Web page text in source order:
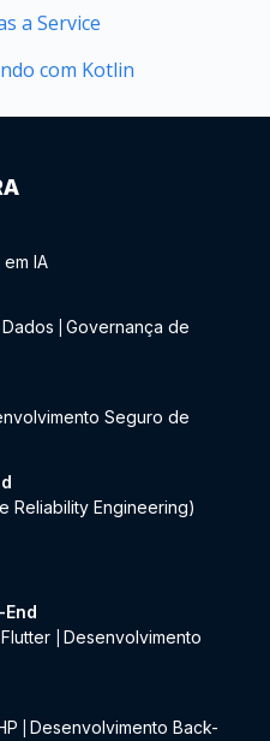
a Service
com Kotlin
IA
Governança de
Seguro de
Reliability Engineering)
Desenvolvimento
Desenvolvimento Back-